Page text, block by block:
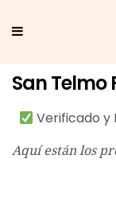
San Telmo
Verificado y
Aquí están los